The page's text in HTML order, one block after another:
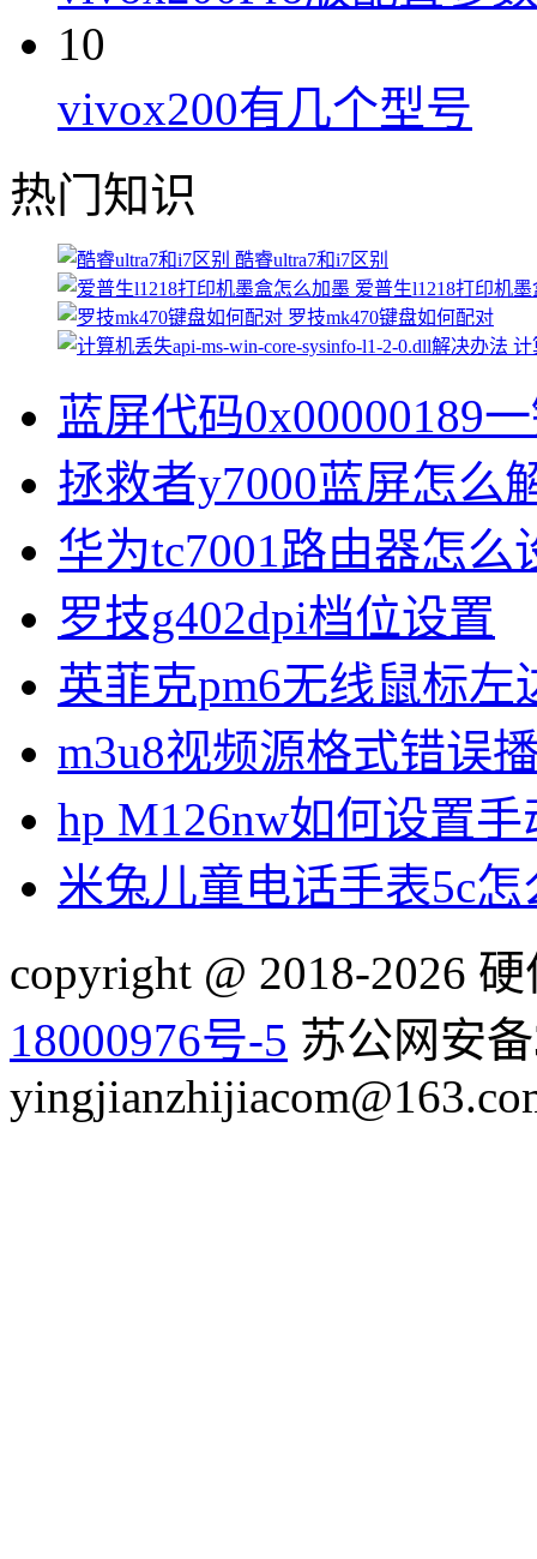
10
vivox200有几个型号
热门知识
酷睿ultra7和i7区别
爱普生l1218打印机
罗技mk470键盘如何配对
计
蓝屏代码0x00000189
拯救者y7000蓝屏怎么
华为tc7001路由器怎么
罗技g402dpi档位设置
英菲克pm6无线鼠标左
m3u8视频源格式错误
hp M126nw如何设置
米兔儿童电话手表5c
copyright @ 2018-2026
18000976号-5 苏公网安